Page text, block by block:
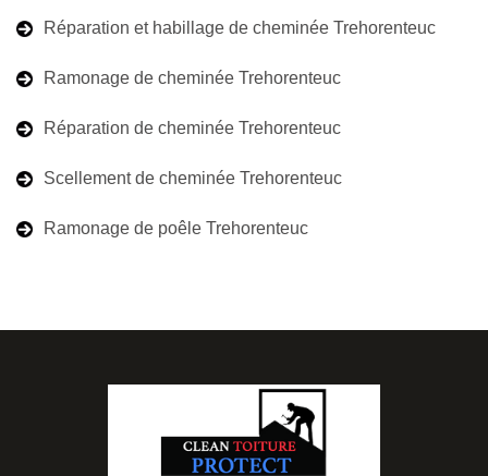
Réparation et habillage de cheminée Trehorenteuc
Ramonage de cheminée Trehorenteuc
Réparation de cheminée Trehorenteuc
Scellement de cheminée Trehorenteuc
Ramonage de poêle Trehorenteuc